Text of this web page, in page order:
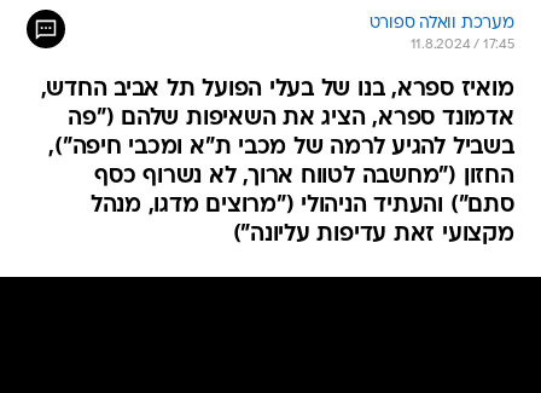
מערכת וואלה ספורט
11.8.2024 / 17:45
מואיז ספרא, בנו של בעלי הפועל תל אביב החדש,
אדמונד ספרא, הציג את השאיפות שלהם ("פה
בשביל להגיע לרמה של מכבי ת"א ומכבי חיפה"),
החזון ("מחשבה לטווח ארוך, לא נשרוף כסף
סתם") והעתיד הניהולי ("מרוצים מדגו, מנהל
מקצועי זאת עדיפות עליונה")